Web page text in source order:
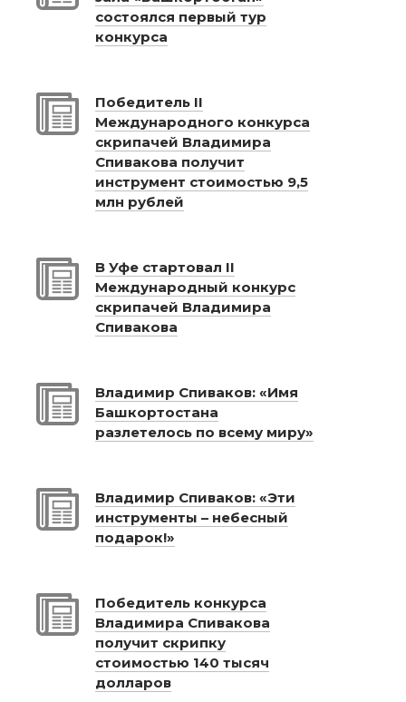
состоялся первый тур
конкурса
Победитель II
Международного конкурса
скрипачей Владимира
Спивакова получит
инструмент стоимостью 9,5
млн рублей
В Уфе стартовал II
Международный конкурс
скрипачей Владимира
Спивакова
Владимир Спиваков: «Имя
Башкортостана
разлетелось по всему миру»
Владимир Спиваков: «Эти
инструменты – небесный
подарок!»
Победитель конкурса
Владимира Спивакова
получит скрипку
стоимостью 140 тысяч
долларов